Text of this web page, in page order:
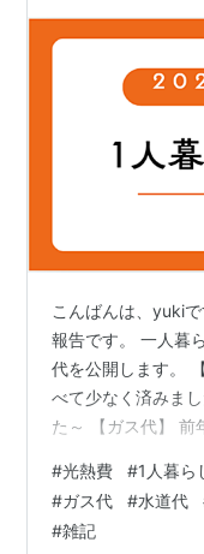
こんばんは、yuki
報告です。 一人暮
代を公開します。
べて少なく済みま
た～ 【ガス代】 前
です。 11㎥で１
ぎておかしいと思
による減免済額
#光熱費 #1人暮ら
#ガス代 #水道代
#雑記